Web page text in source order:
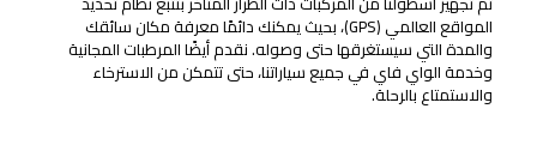
المواقع العالمي (GPS)، بحيث يمكنك دائمًا معرفة مكان سائقك
والمدة التي سيستغرقها حتى وصوله. نقدم أيضًا المرطبات المجانية
وخدمة الواي فاي في جميع سياراتنا، حتى تتمكن من الاسترخاء
والاستمتاع بالرحلة.